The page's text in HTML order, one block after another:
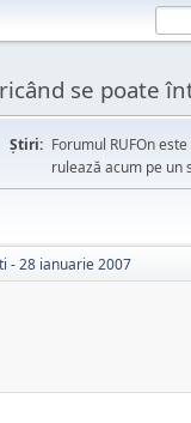
se poate
Ştiri: Forumul RUFOn
rulează acum pe un
- 28 ianuarie 2007